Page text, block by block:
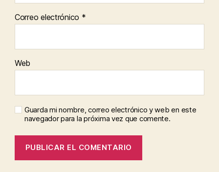
Correo electrónico *
Web
Guarda mi nombre, correo electrónico y web en este
navegador para la próxima vez que comente.